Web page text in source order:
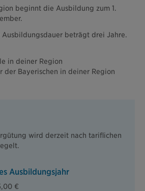
beginnt die Ausbildung zum 1.
Ausbildungsdauer beträgt drei Jahre.
in deiner Region
der Bayerischen in deiner Region
wird derzeit nach tariflichen
Ausbildungsjahr
€